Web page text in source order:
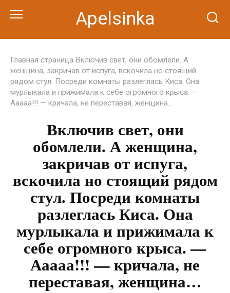
Apelsinka
Главная страница Включив свет, они обомлели. А
женщина, закричав от испуга, вскочила но стоящий
рядом стул. Посреди комнаты разлеглась Киса. Она
мурлыкала и прижимала к себе огромного крыса. —
Ааааа!!! — кричала, не переставая, женщина…
Включив свет, они
обомлели. А женщина,
закричав от испуга,
вскочила но стоящий рядом
стул. Посреди комнаты
разлеглась Киса. Она
мурлыкала и прижимала к
себе огромного крыса. —
Ааааа!!! — кричала, не
переставая, женщина…